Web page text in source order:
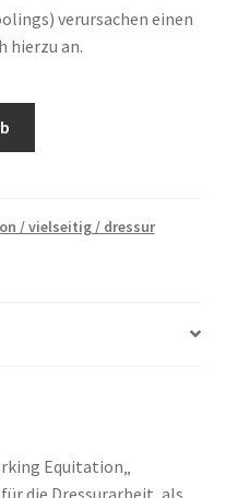
verursachen einen
hierzu an.
/ vielseitig / dressur
Equitation„